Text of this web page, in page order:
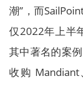
潮”，而
仅2022年上半
其中著名的案
收购